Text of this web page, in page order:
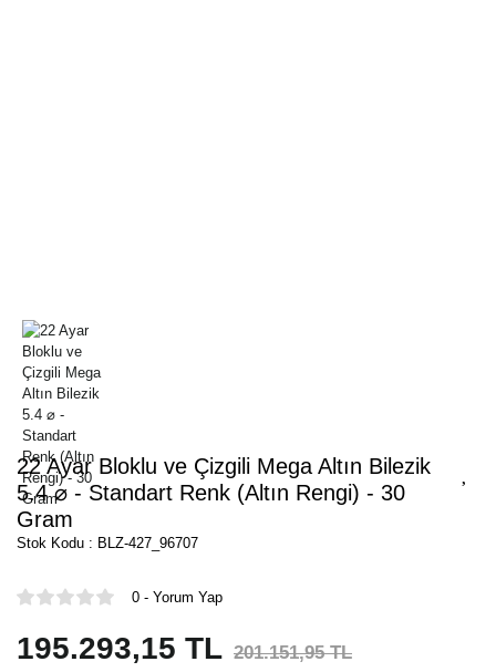
22 Ayar Bloklu ve Çizgili Mega Altın Bilezik
5.4 ⌀ - Standart Renk (Altın Rengi) - 30
Gram
Stok Kodu : BLZ-427_96707
0 - Yorum Yap
195.293,15 TL 201.151,95 TL